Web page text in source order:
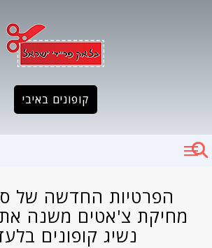
קופונים באיבי
הפרטיות החדשה של
מחיקת צ'אטים משנה
נשיג קופונים